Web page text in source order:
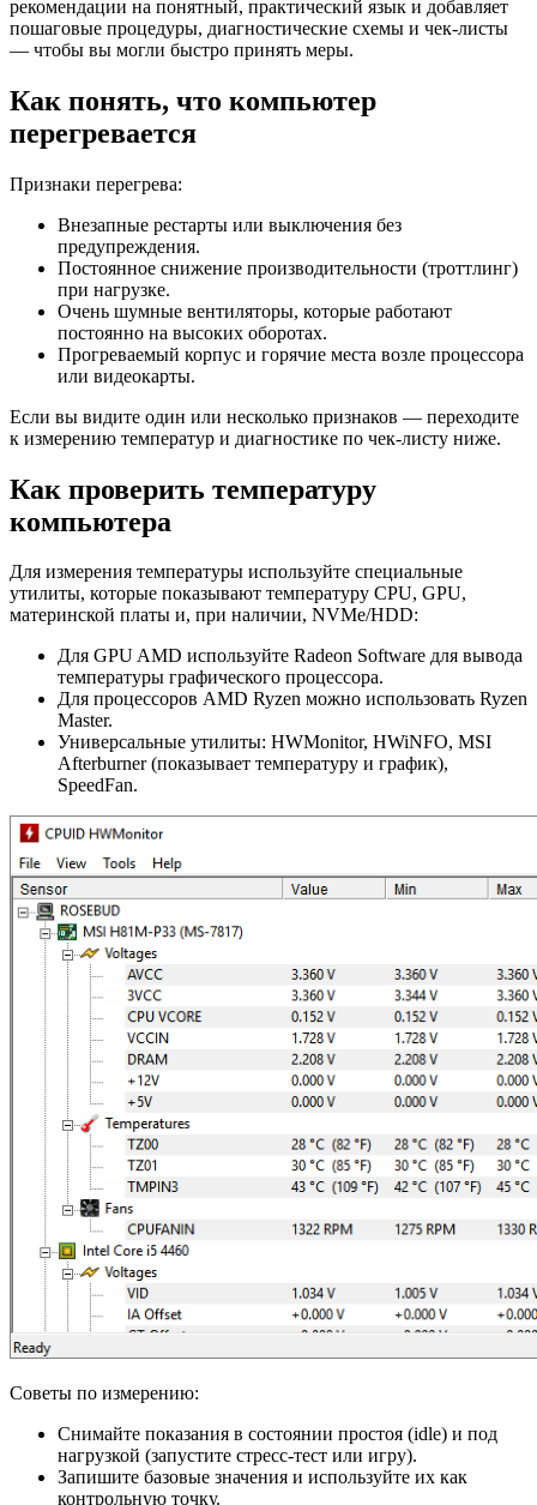
рекомендации на понятный, практический язык и добавляет
пошаговые процедуры, диагностические схемы и чек‑листы
— чтобы вы могли быстро принять меры.
Как понять, что компьютер
перегревается
Признаки перегрева:
Внезапные рестарты или выключения без
предупреждения.
Постоянное снижение производительности (троттлинг)
при нагрузке.
Очень шумные вентиляторы, которые работают
постоянно на высоких оборотах.
Прогреваемый корпус и горячие места возле процессора
или видеокарты.
Если вы видите один или несколько признаков — переходите
к измерению температур и диагностике по чек‑листу ниже.
Как проверить температуру
компьютера
Для измерения температуры используйте специальные
утилиты, которые показывают температуру CPU, GPU,
материнской платы и, при наличии, NVMe/HDD:
Для GPU AMD используйте Radeon Software для вывода
температуры графического процессора.
Для процессоров AMD Ryzen можно использовать Ryzen
Master.
Универсальные утилиты: HWMonitor, HWiNFO, MSI
Afterburner (показывает температуру и график),
SpeedFan.
Советы по измерению:
Снимайте показания в состоянии простоя (idle) и под
нагрузкой (запустите стресс‑тест или игру).
Запишите базовые значения и используйте их как
контрольную точку.